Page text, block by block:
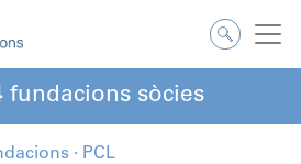
fundacions sòcies
· PCL